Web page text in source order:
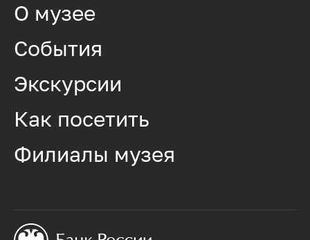
О музее
События
Экскурсии
Как посетить
Филиалы музея